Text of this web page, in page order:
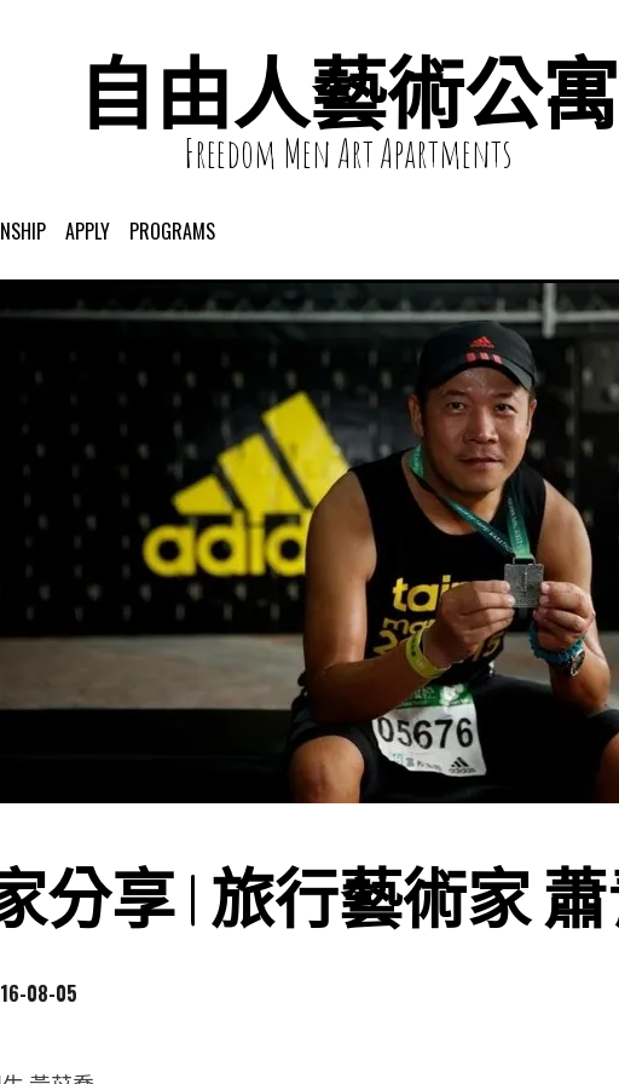
自由人藝術公寓
Freedom Men Art Apartments
APPLY PROGRAMS
分享 | 旅行藝術家
08-05